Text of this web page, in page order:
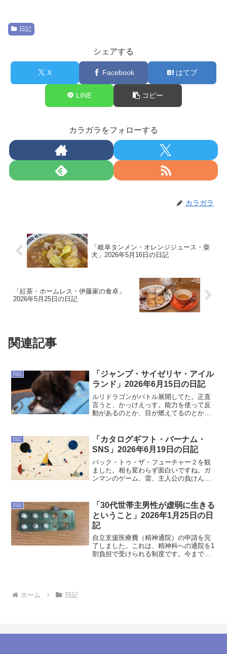
日記
シェアする
X Facebook はてブ
LINE コピー
カラガラをフォローする
カラガラ
「岐阜タンメン・オレンジジュース・柴
犬」2026年5月16日の日記
「紅茶・ホームレス・伊藤家の食卓」
2026年5月25日の日記
関連記事
日記
「ジャンプ・サイゼリヤ・アイル
ランド」2026年6月15日の日記
ルリドラゴンがバトル展開してた。正直
言うと、かっけえっす。能力を使って反
動があるのとか、目が燃えてるのとか、
ラゴンになっているんだろうか？それと
もドラゴンの力をコントロ...
日記
「カタログギフト・バーナム・
SNS」2026年6月19日の日記
バック・トゥ・ザ・フューチャー２を観
ました。相も変わらず面白いですね。ガ
ンマンのゲーム、雷、主人公の負けん気
なくてすごいなと思います。今日は３を
観たい。一体ドクとマーテ...
日記
「30代世帯主男性が虚弱に生きる
ということ」2026年1月25日の日
記
自立支援医療費（精神通院）の申請を完
了しました。これは、精神科への通院を1
割負担で受けられる制度です。今までも
ホーム
日記